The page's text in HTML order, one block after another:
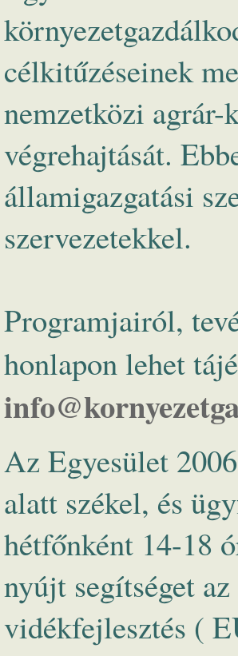
célkitűzéseinek
nemzetközi agrár-
végrehajtását.
államigazgatási
szervezetekkel.
Programjairól,
honlapon lehet
Az Egyesület
alatt székel, és
hétfőnként 14-18
nyújt segítséget
vidékfejlesztés (